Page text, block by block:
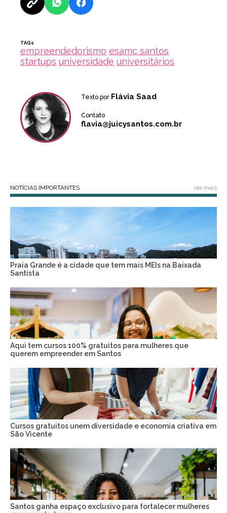
TAGs
empreendedorismo esamc santos
startups universidade universitários
Texto por Flávia Saad
Contato
flavia@juicysantos.com.br
NOTÍCIAS IMPORTANTES ver mais
Praia Grande é a cidade que tem mais MEIs na Baixada
Santista
Aqui tem cursos 100% gratuitos para mulheres que
querem empreender em Santos
Cursos gratuitos unem diversidade e economia criativa em
São Vicente
Santos ganha espaço exclusivo para fortalecer mulheres